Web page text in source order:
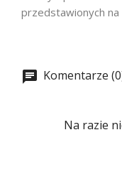
przedstawionych na
Komentarze
Na razie